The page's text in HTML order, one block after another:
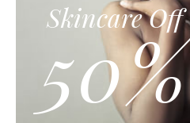
Skincare Off
50%